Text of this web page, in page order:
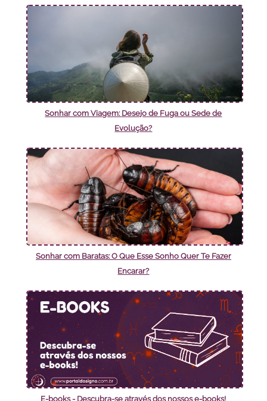
Sonhar com Viagem: Desejo de Fuga ou Sede de
Evolução?
Sonhar com Baratas: O Que Esse Sonho Quer Te Fazer
Encarar?
E-books - Descubra-se através dos nossos e-books!